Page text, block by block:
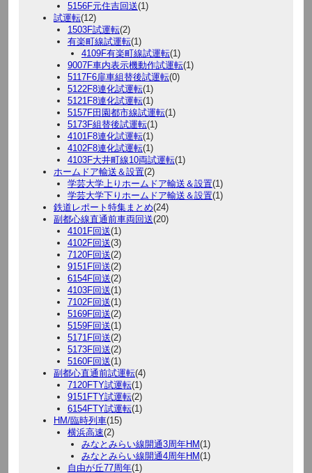
5156F元住吉回送(1)
試運転(12)
1503F試運転(2)
有楽町線試運転(1)
4109F有楽町線試運転(1)
9007F車内表示機動作試運転(1)
5117F6扉車組替後試運転(0)
5122F8連化試運転(1)
5121F8連化試運転(1)
5157F田園都市線試運転(1)
5173F組替後試運転(1)
4101F8連化試運転(1)
4102F8連化試運転(1)
4103F大井町線10両試運転(1)
ホームドア輸送＆設置(2)
学芸大学上りホームドア輸送＆設置(1)
学芸大学下りホームドア輸送＆設置(1)
鉄道レポート特集まとめ(24)
副都心線直通前車両回送(20)
4101F回送(1)
4102F回送(3)
7120F回送(2)
9151F回送(2)
6154F回送(2)
4103F回送(1)
7102F回送(1)
5169F回送(2)
5159F回送(1)
5171F回送(2)
5173F回送(2)
5160F回送(1)
副都心直通前試運転(4)
7120FTY試運転(1)
9151FTY試運転(2)
6154FTY試運転(1)
HM/臨時列車(15)
横浜高速(2)
みなとみらい線開通3周年HM(1)
みなとみらい線開通4周年HM(1)
自由が丘77周年(1)